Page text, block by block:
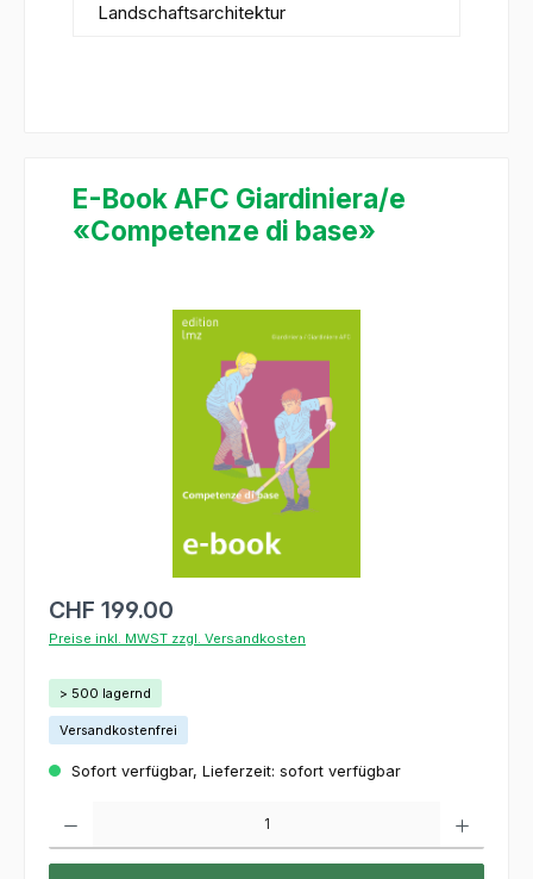
Landschaftsarchitektur
E-Book AFC Giardiniera/e
«Competenze di base»
Bildergalerie überspringen
CHF 199.00
Preise inkl. MWST zzgl. Versandkosten
> 500 lagernd
Versandkostenfrei
Sofort verfügbar, Lieferzeit: sofort verfügbar